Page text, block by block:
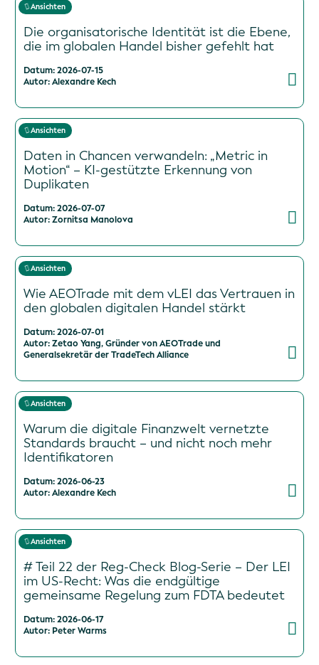
Ansichten
Die organisatorische Identität ist die Ebene,
die im globalen Handel bisher gefehlt hat
Datum: 2026-07-15
Autor: Alexandre Kech
Ansichten
Daten in Chancen verwandeln: „Metric in
Motion“ – KI-gestützte Erkennung von
Duplikaten
Datum: 2026-07-07
Autor: Zornitsa Manolova
Ansichten
Wie AEOTrade mit dem vLEI das Vertrauen in
den globalen digitalen Handel stärkt
Datum: 2026-07-01
Autor: Zetao Yang, Gründer von AEOTrade und
Generalsekretär der TradeTech Alliance
Ansichten
Warum die digitale Finanzwelt vernetzte
Standards braucht – und nicht noch mehr
Identifikatoren
Datum: 2026-06-23
Autor: Alexandre Kech
Ansichten
# Teil 22 der Reg-Check Blog-Serie – Der LEI
im US-Recht: Was die endgültige
gemeinsame Regelung zum FDTA bedeutet
Datum: 2026-06-17
Autor: Peter Warms